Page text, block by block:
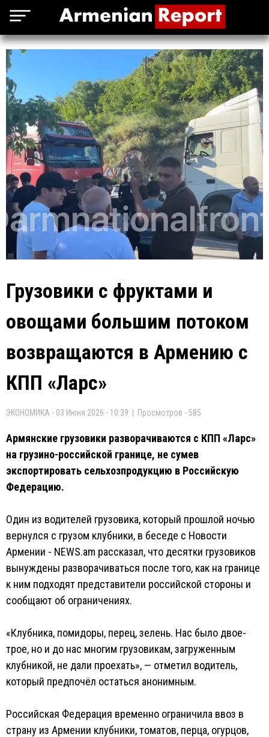
Грузовики с фруктами и
овощами большим потоком
возвращаются в Армению с
КПП «Ларс»
ЭКОНОМИКА - 03 Июня 2026 - 10:39 | Просмотров - 585
Армянские грузовики разворачиваются с КПП «Ларс»
на грузино-российской границе, не сумев
экспортировать сельхозпродукцию в Российскую
Федерацию.
Один из водителей грузовика, который прошлой ночью
вернулся с грузом клубники, в беседе с Новости
Армении - NEWS.am рассказал, что десятки грузовиков
вынуждены разворачиваться после того, как на границе
к ним подходят представители российской стороны и
сообщают об ограничениях.
«Клубника, помидоры, перец, зелень. Нас было двое-
трое, но и до нас многим грузовикам, загруженным
клубникой, не дали проехать», — отметил водитель,
который предпочёл остаться анонимным.
Российская Федерация временно ограничила ввоз в
страну из Армении клубники, томатов, перца, огурцов,